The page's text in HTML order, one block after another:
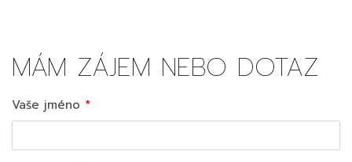
MÁM ZÁJEM NEBO DOTAZ
Vaše jméno